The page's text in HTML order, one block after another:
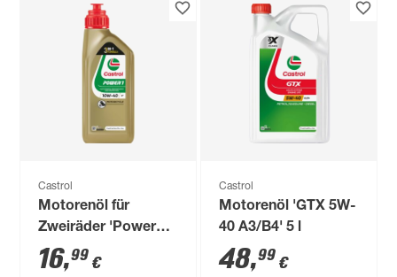
Castrol
Motorenöl für
Zweiräder 'Power1
4T 10W-40' 1 l
16,99 €
Castrol
Motorenöl 'GTX 5W-
40 A3/B4' 5 l
48,99 €